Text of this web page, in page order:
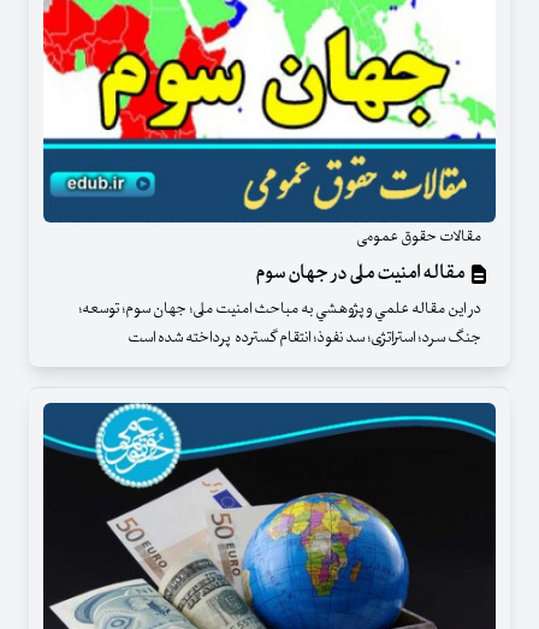
مقالات حقوق عمومی
مقاله امنیت ملی در جهان سوم
در اين مقاله علمي و پژوهشي به مباحث امنیت ملی؛ جهان سوم؛ توسعه؛
جنگ سرد؛ استراتژی؛ سد نفوذ؛ انتقام گسترده پرداخته شده است